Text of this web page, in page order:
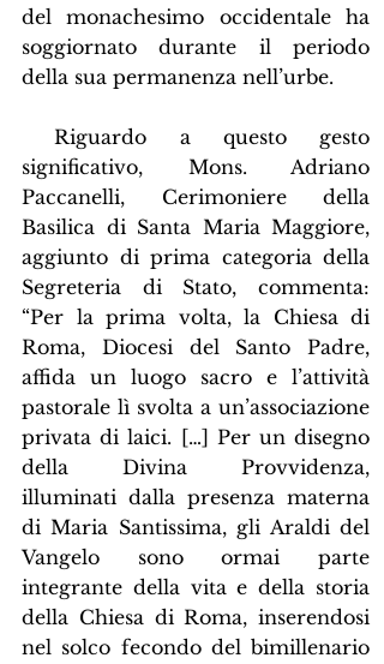
del monachesimo occidentale ha
soggiornato durante il periodo
della sua permanenza nell’urbe.
Riguardo a questo gesto
significativo, Mons. Adriano
Paccanelli, Cerimoniere della
Basilica di Santa Maria Maggiore,
aggiunto di prima categoria della
Segreteria di Stato, commenta:
“Per la prima volta, la Chiesa di
Roma, Diocesi del Santo Padre,
affida un luogo sacro e l’attività
pastorale lì svolta a un’associazione
privata di laici. […] Per un disegno
della Divina Provvidenza,
illuminati dalla presenza materna
di Maria Santissima, gli Araldi del
Vangelo sono ormai parte
integrante della vita e della storia
della Chiesa di Roma, inserendosi
nel solco fecondo del bimillenario